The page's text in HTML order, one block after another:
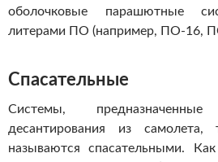
оболочковые парашютные
литерами ПО (например, ПО-16,
Спасательные
Системы,
десантирования из самолета,
называются спасательными.